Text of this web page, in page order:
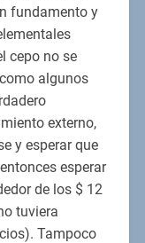
fundamento y
cepo no se
algunos
externo,
y esperar que
esperar
de los $ 12
tuviera
Tampoco